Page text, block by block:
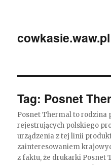
cowkasie.waw.pl
Tag: Posnet
Posnet Thermal to rodzina
rejestrujących polskiego
urządzenia z tej linii
zainteresowaniem
z faktu, że drukarki Posnet